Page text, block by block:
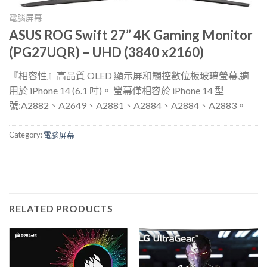
電腦屏幕
ASUS ROG Swift 27” 4K Gaming Monitor
(PG27UQR) – UHD (3840 x2160)
『相容性』高品質 OLED 顯示屏和觸控數位板玻璃螢幕,適
用於 iPhone 14 (6.1 吋)。 螢幕僅相容於 iPhone 14 型
號:A2882、A2649、A2881、A2884、A2884、A2883。
Category:電腦屏幕
RELATED PRODUCTS